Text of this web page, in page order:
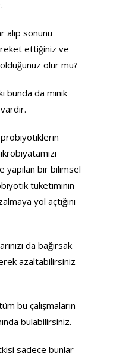
alıp sonunu
ettiğiniz ve
olur mu?
bunda da minik
yapılan bir bilimsel
tüketiminin
yol açtığını
da bağırsak
azaltabilirsiniz
bu çalışmaların
bulabilirsiniz.
sadece bunlar